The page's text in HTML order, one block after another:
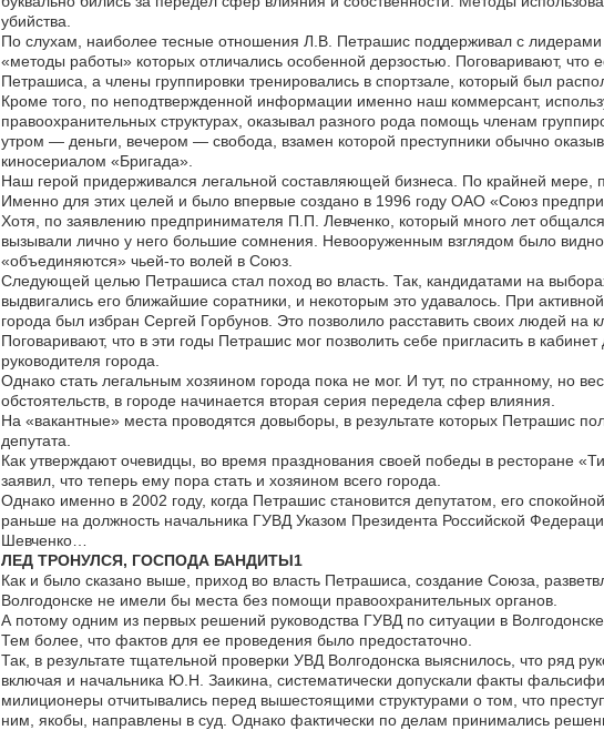
убийства.
По слухам, наиболее тесные отношения Л.В. Петрашис поддерживал с
«методы работы» которых отличались особенной дерзостью. Поговаривают,
Петрашиса, а члены группировки тренировались в спортзале, который был
Кроме того, по неподтвержденной информации именно наш коммерсант,
правоохранительных структурах, оказывал разного рода помощь членам
утром — деньги, вечером — свобода, взамен которой преступники обычно
киносериалом «Бригада».
Наш герой придерживался легальной составляющей бизнеса. По крайней мере,
Именно для этих целей и было впервые создано в 1996 году ОАО «Союз
Хотя, по заявлению предпринимателя П.П. Левченко, который много лет
вызывали лично у него большие сомнения. Невооруженным взглядом было
«объединяются» чьей-то волей в Союз.
Следующей целью Петрашиса стал поход во власть. Так, кандидатами на
выдвигались его ближайшие соратники, и некоторым это удавалось. При
города был избран Сергей Горбунов. Это позволило расставить своих людей на
Поговаривают, что в эти годы Петрашис мог позволить себе пригласить в
руководителя города.
Однако стать легальным хозяином города пока не мог. И тут, по странному, но
обстоятельств, в городе начинается вторая серия передела сфер влияния.
На «вакантные» места проводятся довыборы, в результате которых Петрашис
депутата.
Как утверждают очевидцы, во время празднования своей победы в ресторане
заявил, что теперь ему пора стать и хозяином всего города.
Однако именно в 2002 году, когда Петрашис становится депутатом, его
раньше на должность начальника ГУВД Указом Президента Российской
Шевченко…
ЛЕД ТРОНУЛСЯ, ГОСПОДА БАНДИТЫ1
Как и было сказано выше, приход во власть Петрашиса, создание Союза,
Волгодонске не имели бы места без помощи правоохранительных органов.
А потому одним из первых решений руководства ГУВД по ситуации в
Тем более, что фактов для ее проведения было предостаточно.
Так, в результате тщательной проверки УВД Волгодонска выяснилось, что ряд
включая и начальника Ю.Н. Заикина, систематически допускали факты
милиционеры отчитывались перед вышестоящими структурами о том, что
ним, якобы, направлены в суд. Однако фактически по делам принимались